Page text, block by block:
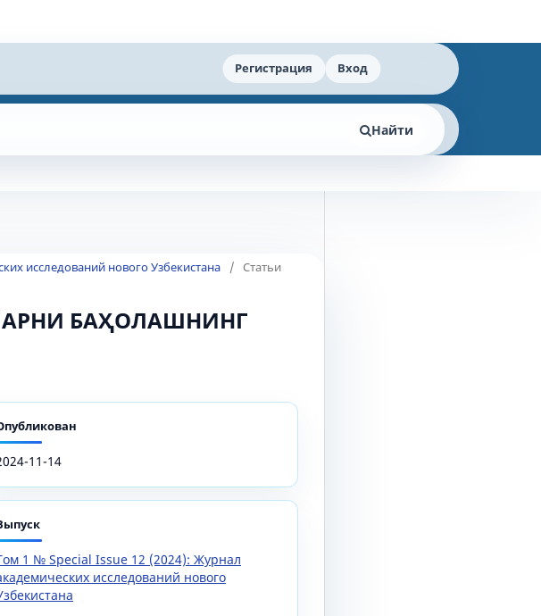
Регистрация Вход
Найти
исследований нового Узбекистана / Статьи
БАҲОЛАШНИНГ
11-14
1 № Special Issue 12 (2024): Журнал
исследований нового